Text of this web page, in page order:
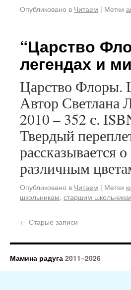
Опубликовано в Читаем | Метки
“Царство
легендах и
Царство Флоры.
Автор Светлана
2010 – 352 с.
Твердый
рассказывается
различным
Опубликовано в Читаем | Метки
школьникам, старшим
← Старые записи
Мамина радуга 2011–2026